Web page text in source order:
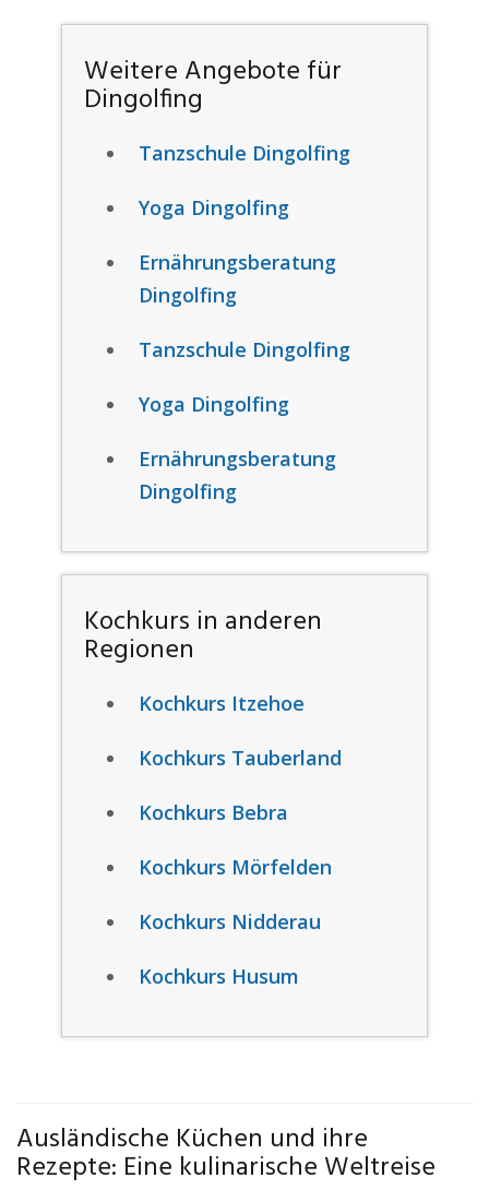
Weitere Angebote für
Dingolfing
Tanzschule Dingolfing
Yoga Dingolfing
Ernährungsberatung
Dingolfing
Tanzschule Dingolfing
Yoga Dingolfing
Ernährungsberatung
Dingolfing
Kochkurs in anderen
Regionen
Kochkurs Itzehoe
Kochkurs Tauberland
Kochkurs Bebra
Kochkurs Mörfelden
Kochkurs Nidderau
Kochkurs Husum
Ausländische Küchen und ihre
Rezepte: Eine kulinarische Weltreise